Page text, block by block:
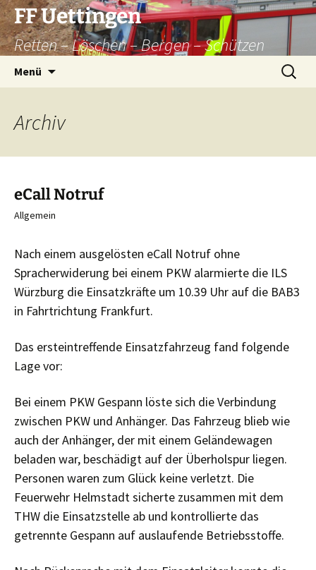
Zum
Inhalt
springen
FF Uettingen
Retten – Löschen – Bergen – Schützen
Menü
Suchen
nach:
Archiv
eCall Notruf
Allgemein
Nach einem ausgelösten eCall Notruf ohne
Spracherwiderung bei einem PKW alarmierte die ILS
Würzburg die Einsatzkräfte um 10.39 Uhr auf die BAB3
in Fahrtrichtung Frankfurt.
Das ersteintreffende Einsatzfahrzeug fand folgende
Lage vor:
Bei einem PKW Gespann löste sich die Verbindung
zwischen PKW und Anhänger. Das Fahrzeug blieb wie
auch der Anhänger, der mit einem Geländewagen
beladen war, beschädigt auf der Überholspur liegen.
Personen waren zum Glück keine verletzt. Die
Feuerwehr Helmstadt sicherte zusammen mit dem
THW die Einsatzstelle ab und kontrollierte das
getrennte Gespann auf auslaufende Betriebsstoffe.